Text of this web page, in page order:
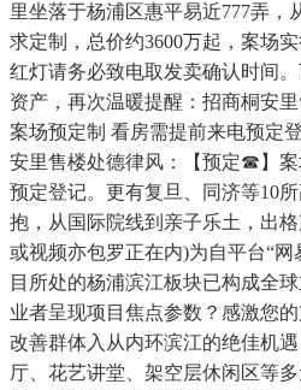
里坐落于杨浦区惠平易近777弄，
求定制，总价约3600万起，案场
红灯请务必致电取发卖确认时间
资产，再次温暖提醒：招商桐安
案场预定制 看房需提前来电预定
安里售楼处德律风：【预定☎】
预定登记。更有复旦、同济等10
抱，从国际院线到亲子乐土，出
或视频亦包罗正在内)为自平台“
目所处的杨浦滨江板块已构成全
业者呈现项目焦点参数？感激您
改善群体入从内环滨江的绝佳机
厅、花艺讲堂、架空层休闲区等